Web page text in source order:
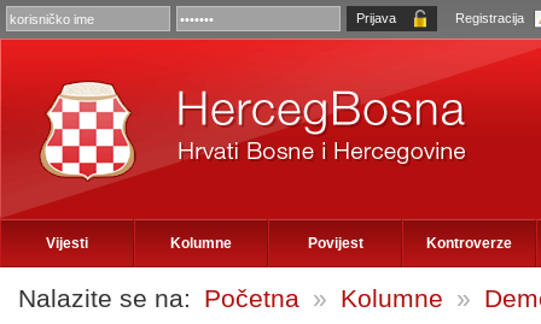
Registracija
Vijesti Kolumne Povijest Kontroverze
Nalazite se na: Početna » Kolumne »